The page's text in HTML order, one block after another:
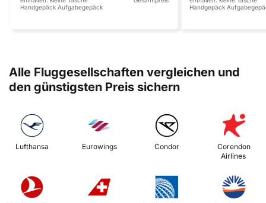
Handgepäck Aufgabegepäck
Handgepäck
Alle Fluggesellschaften vergleichen und
den günstigsten Preis sichern
Lufthansa Eurowings Condor
Corendon
Airlines